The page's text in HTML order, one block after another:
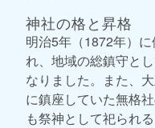
神社の格と昇格
明治5年（1872年）
れ、地域の総鎮守と
なりました。また、
に鎮座していた無格
も祭神として祀られ